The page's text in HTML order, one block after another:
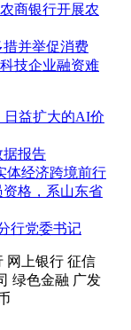
商银行开展农
并举促消费
技企业融资难
日益扩大的AI价
据报告
体经济跨境前行
格，系山东省
行党委书记
网上银行 征信
绿色金融 广发